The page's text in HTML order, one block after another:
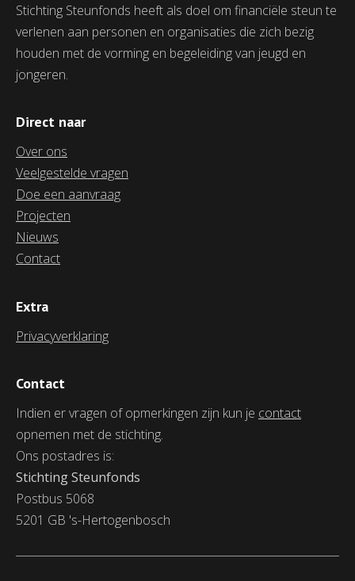
kinderen deelnemen aan het
Nash Dom zomerkamp van de
Janusz Korczak Stichting.
Stichting Steunfonds heeft als doel om financiële steun te
verlenen aan personen en organisaties die zich bezig
houden met de vorming en begeleiding van jeugd en
jongeren.
Direct naar
Over ons
Veelgestelde vragen
Doe een aanvraag
Projecten
Nieuws
Contact
Extra
Privacyverklaring
Contact
Indien er vragen of opmerkingen zijn kun je contact
opnemen met de stichting.
Ons postadres is:
Stichting Steunfonds
Postbus 5068
5201 GB 's-Hertogenbosch